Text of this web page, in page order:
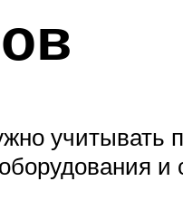
учитывать
и